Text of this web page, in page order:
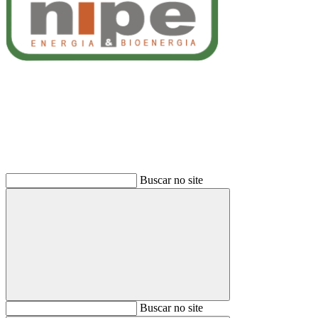
Buscar no site
BuscarBuscar no site